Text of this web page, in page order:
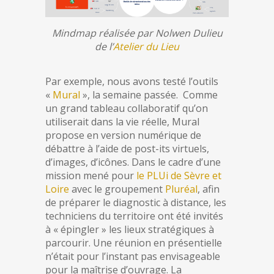
Mindmap réalisée par Nolwen Dulieu
de l’Atelier du Lieu
Par exemple, nous avons testé l’outils
« Mural », la semaine passée. Comme
un grand tableau collaboratif qu’on
utiliserait dans la vie réelle, Mural
propose en version numérique de
débattre à l’aide de post-its virtuels,
d’images, d’icônes. Dans le cadre d’une
mission mené pour le PLUi de Sèvre et
Loire avec le groupement Pluréal, afin
de préparer le diagnostic à distance, les
techniciens du territoire ont été invités
à « épingler » les lieux stratégiques à
parcourir. Une réunion en présentielle
n’était pour l’instant pas envisageable
pour la maîtrise d’ouvrage. La